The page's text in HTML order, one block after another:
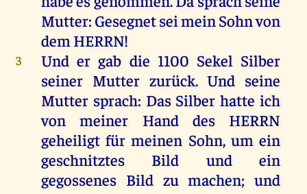
Mutter: GesegnetseimeinSohnvon
dem HERRN!
3 Und er gab die 1100 Sekel Silber
seiner Mutter zurück.Und seine
Mutter sprach: Das Silber hatte ich
von
meiner Hand des
HERRN
geheiligt für meinen Sohn, um ein
geschnitztes Bild und
ein
gegossenes Bild zu machen;und